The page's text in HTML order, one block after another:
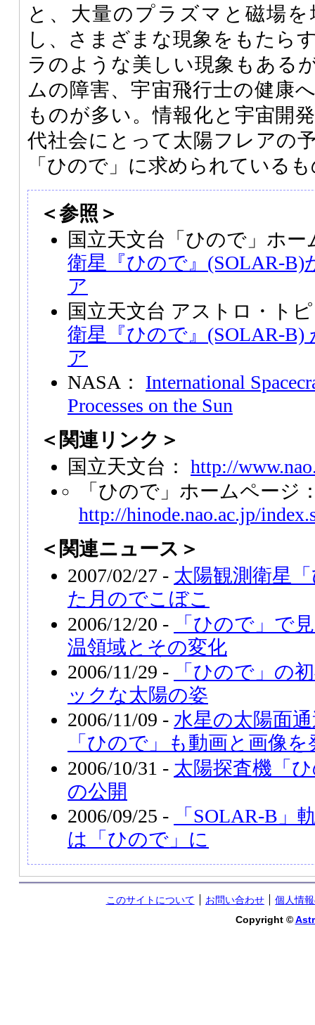
と、大量のプラズマと磁場
し、さまざまな現象をもたら
ラのような美しい現象もある
ムの障害、宇宙飛行士の健康
ものが多い。情報化と宇宙開
代社会にとって太陽フレアの
「ひので」に求められている
＜参照＞
国立天文台「ひので」ホ
衛星『ひので』(SOLAR-B)
ア
国立天文台 アストロ・ト
衛星『ひので』(SOLAR-B)
ア
NASA： International
Processes on the Sun
＜関連リンク＞
国立天文台： http://
「ひので」ホームページ
http://hinode.nao.ac.jp/
＜関連ニュース＞
2007/02/27 - 太陽観測衛星
た月のでこぼこ
2006/12/20 -
「ひので」で
温領域とその変化
2006/11/29 -
「ひので」の
ックな太陽の姿
2006/11/09 - 水星の太陽面
「ひので」も動画と画像を
2006/10/31 - 太陽探査機「
の公開
2006/09/25 -
「SOLAR-B」
は「ひので」に
このサイトについて お問い合わせ
個人情
Copyright ©